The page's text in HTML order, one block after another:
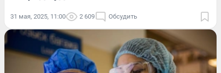
31 мая, 2025, 11:00 2 609 Обсудить